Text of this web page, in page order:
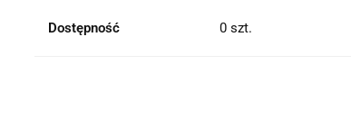
Dostępność 0 szt.